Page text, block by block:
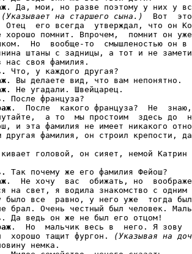
. Да, мои, но разве поэтому у них у
(Указывает на старшего сына.)
Вот
Отец  его всегда  утверждал, что он
хорошо помнит. Впрочем,  помнит он
Но  вообще-то  смышленостью он
штаны с задницы, а тот и не
нас своя фамилия.
Что, у каждого другая?
. Вы делаете вид, что вам непонятно.
. Не угадали. Швейцарец.
. После француза?
.  После  какого француза?  Не
а то  мы простоим  здесь до
и эта фамилия не имеет никакого
другая фамилия, он строил крепости,
головой, он сияет, немой Катрин
Так почему же его фамилия Фейош?
.  Не хочу  вас  обижать, но
на свет, я водила знакомство с
было все  равно, у него уже  тогда
брал. Очень честный был человек.
. Да ведь он же не был его отцом!
.  Но  мальчик весь в  него. Я зову
хорошо тащит фургон.
(Указывая на
немка.